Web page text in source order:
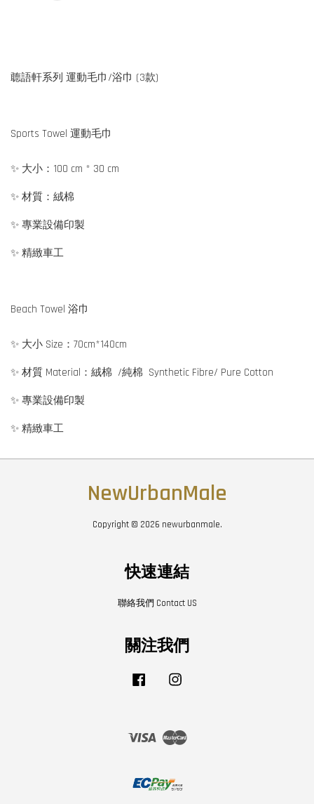
聼語軒系列 運動毛巾/浴巾 (3款)
Sports Towel 運動毛巾
✨ 大小：100 cm * 30 cm
✨ 材質：絨棉
✨ 專業設備印製
✨ 精緻車工
Beach Towel 浴巾
✨ 大小 Size：70cm*140cm
✨ 材質 Material：絨棉 /純棉 Synthetic Fibre/ Pure Cotton
✨ 專業設備印製
✨ 精緻車工
NewUrbanMale
Copyright © 2026 newurbanmale.
快速連結
聯絡我們 Contact US
關注我們
Facebook
Visa Master